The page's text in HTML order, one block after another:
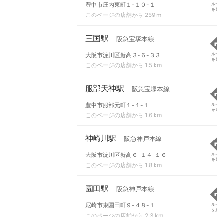
豊中市庄内東町１-１０-１
このページの店舗から 259 m
ル
を
三国駅 阪急宝塚本線
大阪市淀川区新高３-６-３３
このページの店舗から 1.5 km
ル
を
服部天神駅 阪急宝塚本線
豊中市服部元町１-１-１
このページの店舗から 1.6 km
ル
を
神崎川駅 阪急神戸本線
大阪市淀川区新高６-１４-１６
このページの店舗から 1.8 km
ル
を
園田駅 阪急神戸本線
尼崎市東園田町９-４８-１
このページの店舗から 2.3 km
ル
を